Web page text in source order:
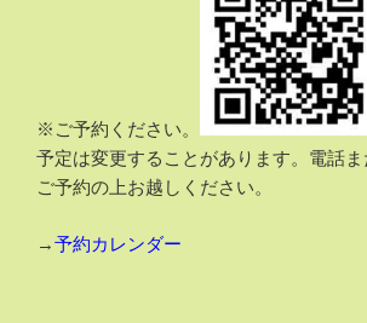
※ご予約ください。
予定は変更することがあります。電話
ご予約の上お越しください。
→予約カレンダー